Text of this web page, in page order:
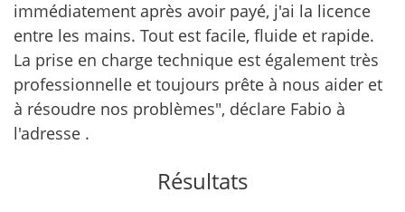
immédiatement après avoir payé, j'ai la licence
entre les mains. Tout est facile, fluide et rapide.
La prise en charge technique est également très
professionnelle et toujours prête à nous aider et
à résoudre nos problèmes", déclare Fabio à
l'adresse .
Résultats